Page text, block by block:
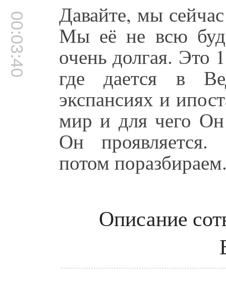
00:03:40 Давайте, мы
Мы её не всю
очень долгая.
где дается в
экспансиях и
мир и для чего
Он
потом
Описание